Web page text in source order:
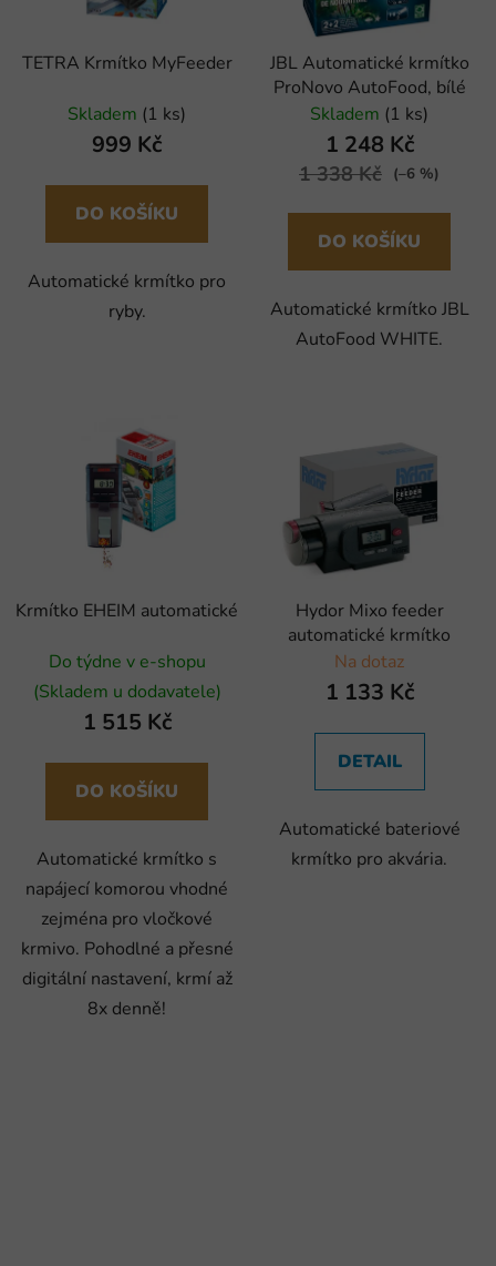
TETRA Krmítko MyFeeder
Skladem (1 ks)
999 Kč
DO KOŠÍKU
Automatické krmítko pro
ryby.
JBL Automatické krmítko
ProNovo AutoFood, bílé
Skladem (1 ks)
1 248 Kč
1 338 Kč (–6 %)
DO KOŠÍKU
Automatické krmítko JBL
AutoFood WHITE.
Krmítko EHEIM automatické
Do týdne v e-shopu
(Skladem u dodavatele)
1 515 Kč
DO KOŠÍKU
Automatické krmítko s
napájecí komorou vhodné
zejména pro vločkové
krmivo. Pohodlné a přesné
digitální nastavení, krmí až
8x denně!
Hydor Mixo feeder
automatické krmítko
Na dotaz
1 133 Kč
DETAIL
Automatické bateriové
krmítko pro akvária.